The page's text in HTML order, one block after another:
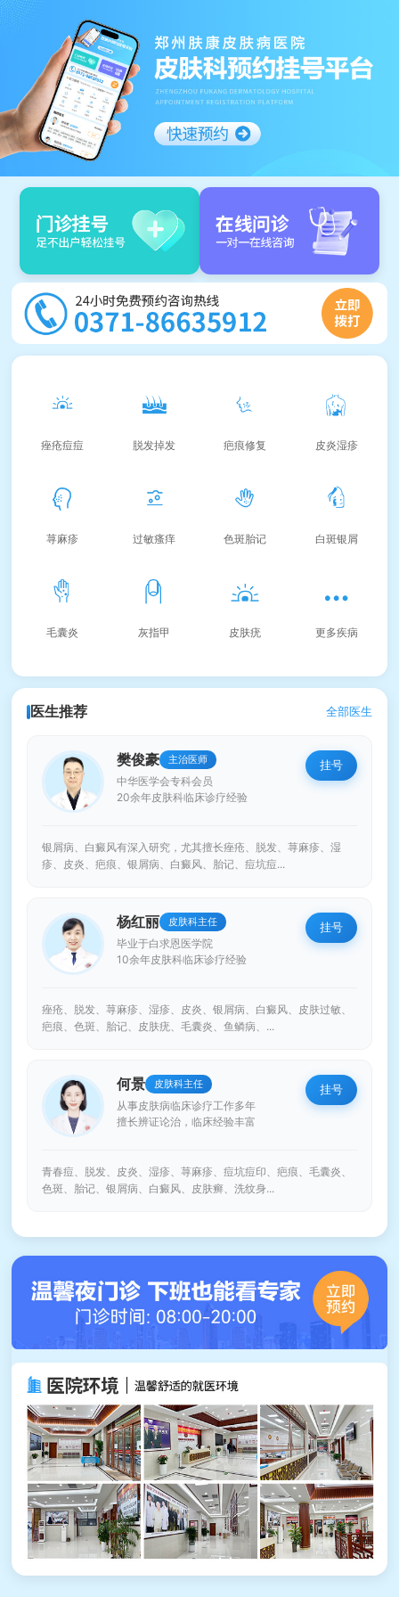
痤疮痘痘 脱发掉发 疤痕修复 皮炎湿疹
荨麻疹 过敏瘙痒 色斑胎记 白斑银屑
毛囊炎 灰指甲 皮肤疣 更多疾病
医生推荐 全部医生
樊俊豪 主治医师
中华医学会专科会员
20余年皮肤科临床诊疗经验
挂号
银屑病、白癜风有深入研究，尤其擅长痤疮、脱发、荨麻疹、湿
疹、皮炎、疤痕、银屑病、白癜风、胎记、痘坑痘...
杨红丽 皮肤科主任
毕业于白求恩医学院
10余年皮肤科临床诊疗经验
挂号
痤疮、脱发、荨麻疹、湿疹、皮炎、银屑病、白癜风、皮肤过敏、
疤痕、色斑、胎记、皮肤疣、毛囊炎、鱼鳞病、...
何景 皮肤科主任
从事皮肤病临床诊疗工作多年
擅长辨证论治，临床经验丰富
挂号
青春痘、脱发、皮炎、湿疹、荨麻疹、痘坑痘印、疤痕、毛囊炎、
色斑、胎记、银屑病、白癜风、皮肤癣、洗纹身...